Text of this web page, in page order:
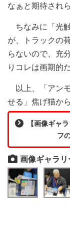
なぁと期待され
ちなみに「光
が、トラックの
らないので、充
りコレは画期的
以上、「アン
せる」焦げ猫か
【画像ギャ
フ
画像ギャラリ